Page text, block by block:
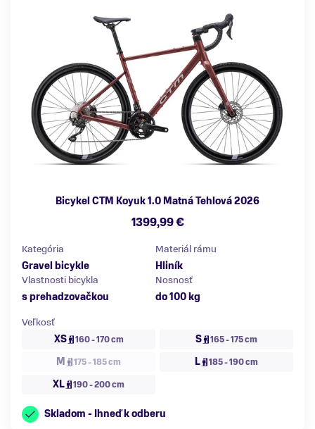
Bicykel CTM Koyuk 1.0 Matná Tehlová 2026
1399,99 €
Kategória
Gravel bicykle
Materiál rámu
Hliník
Vlastnosti bicykla
s prehadzovačkou
Nosnosť
do 100 kg
Veľkosť
XS
160 - 170 cm S 165 - 175 cm
M 175 - 185 cm L 185 - 190 cm
XL 190 - 200 cm
Skladom - Ihneď k odberu